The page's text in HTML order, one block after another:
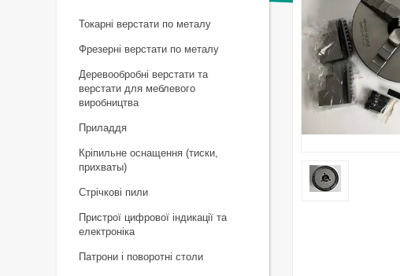
Токарні верстати по металу
Фрезерні верстати по металу
Деревообробні верстати та
верстати для меблевого
виробництва
Приладдя
Кріпильне оснащення (тиски,
прихваты)
Стрічкові пили
Пристрої цифрової індикації та
електроніка
Патрони і поворотні столи